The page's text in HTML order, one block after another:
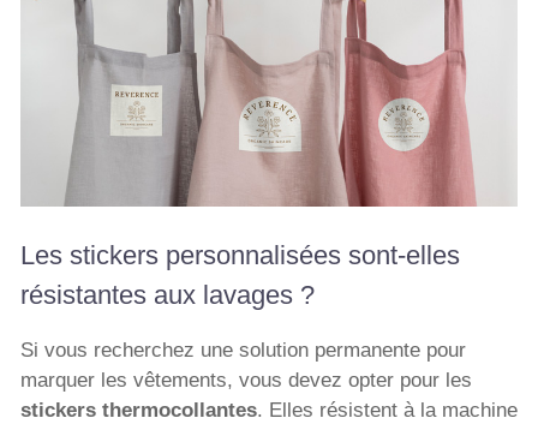
Les stickers personnalisées sont-elles
résistantes aux lavages ?
Si vous recherchez une solution permanente pour
marquer les vêtements, vous devez opter pour les
stickers thermocollantes. Elles résistent à la machine